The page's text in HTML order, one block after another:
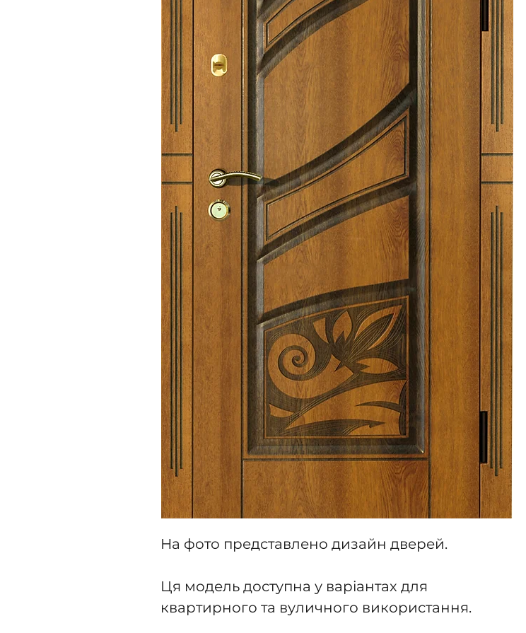
На фото представлено дизайн дверей.
Ця модель доступна у варіантах для
квартирного та вуличного використання.